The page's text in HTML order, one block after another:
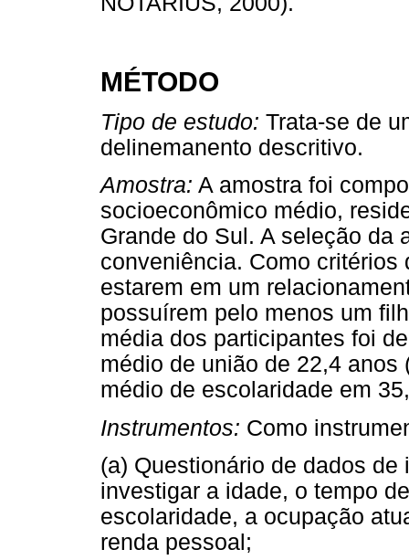
MÉTODO
Tipo de estudo: Trata-se de
delinemanento descritivo.
Amostra: A amostra foi
socioeconômico médio,
Grande do Sul. A seleção da
conveniência. Como
estarem em um
possuírem pelo menos um
média dos participantes foi
médio de união de 22,4 anos
médio de escolaridade em
Instrumentos: Como
(a) Questionário de dados
investigar a idade, o tempo
escolaridade, a ocupação
renda pessoal;